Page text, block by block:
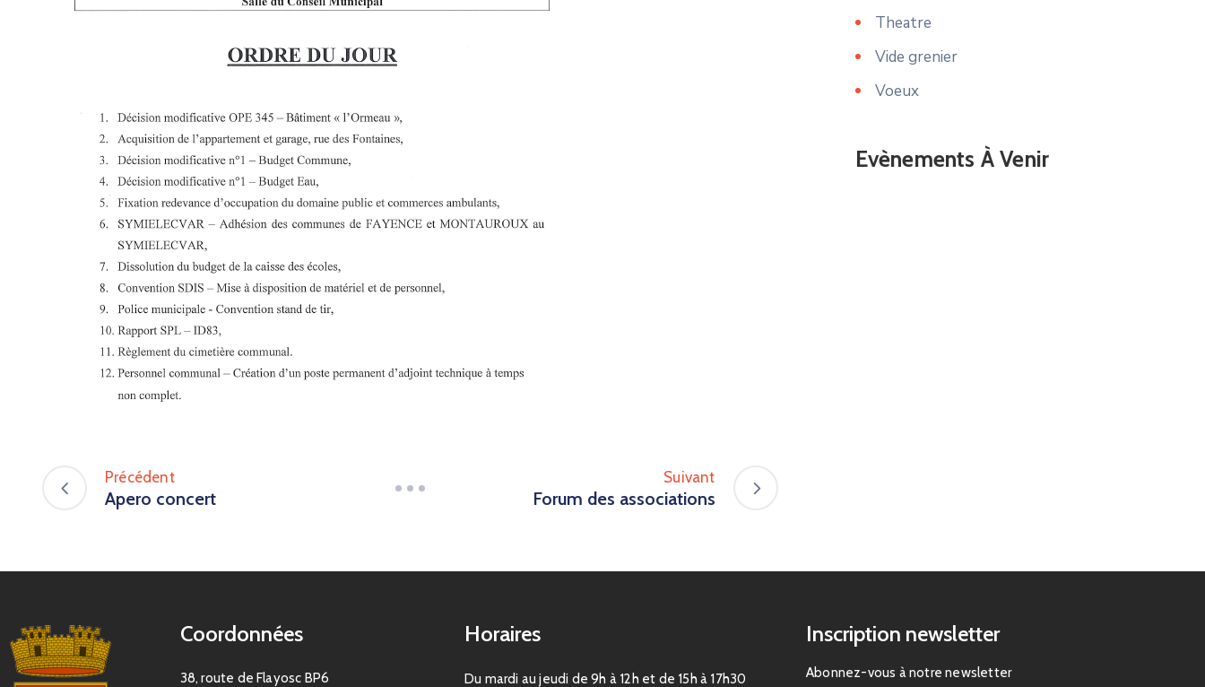
Précédent
Apero concert
Suivant
Forum des associations
Theatre
Vide grenier
Voeux
Evènements À Venir
Coordonnées
38, route de Flayosc BP6
Horaires
Du mardi au jeudi de 9h à 12h et de 15h à 17h30
Inscription newsletter
Abonnez-vous à notre newsletter